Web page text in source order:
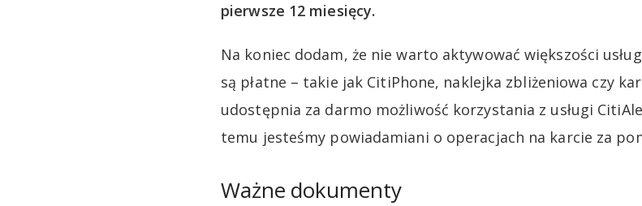
pierwsze 12 miesięcy.
Na koniec dodam, że nie warto aktywować większości
są płatne – takie jak CitiPhone, naklejka zbliżeniowa czy
udostępnia za darmo możliwość korzystania z usługi
temu jesteśmy powiadamiani o operacjach na karcie za
Ważne dokumenty